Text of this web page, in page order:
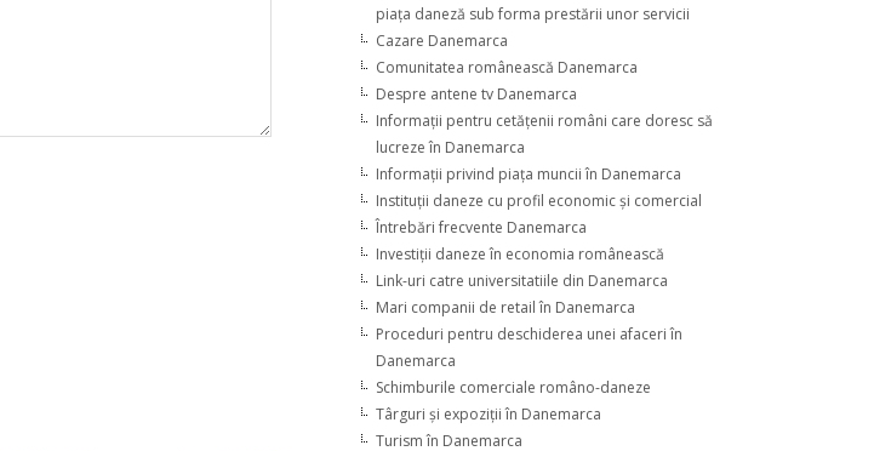
piaţa daneză sub forma prestării unor servicii
Cazare Danemarca
Comunitatea românească Danemarca
Despre antene tv Danemarca
Informaţii pentru cetăţenii români care doresc să
lucreze în Danemarca
Informaţii privind piaţa muncii în Danemarca
Instituţii daneze cu profil economic şi comercial
Întrebări frecvente Danemarca
Investiţii daneze în economia românească
Link-uri catre universitatiile din Danemarca
Mari companii de retail în Danemarca
Proceduri pentru deschiderea unei afaceri în
Danemarca
Schimburile comerciale româno-daneze
Târguri şi expoziţii în Danemarca
Turism în Danemarca